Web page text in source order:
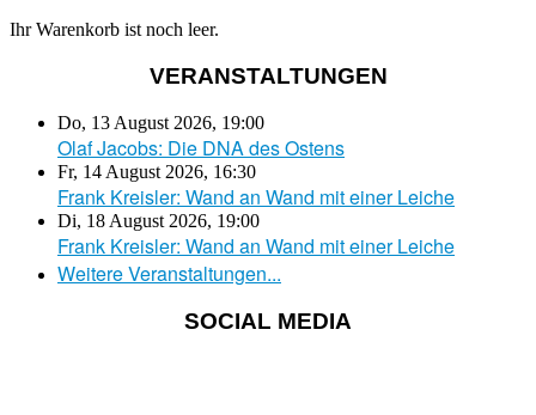
Ihr Warenkorb ist noch leer.
VERANSTALTUNGEN
Do, 13 August 2026, 19:00
Olaf Jacobs: Die DNA des Ostens
Fr, 14 August 2026, 16:30
Frank Kreisler: Wand an Wand mit einer Leiche
Di, 18 August 2026, 19:00
Frank Kreisler: Wand an Wand mit einer Leiche
Weitere Veranstaltungen...
SOCIAL MEDIA